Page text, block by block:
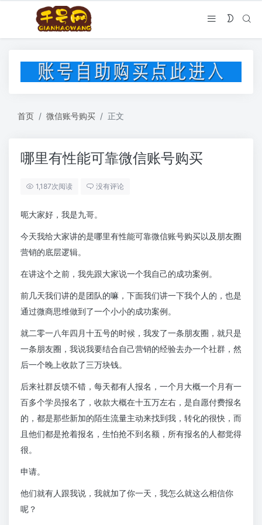
首页 微信账号购买 正文
哪里有性能可靠微信账号购买
1,187次阅读 没有评论
呃大家好，我是九哥。
今天我给大家讲的是哪里有性能可靠微信账号购买以及朋友圈
营销的底层逻辑。
在讲这个之前，我先跟大家说一个我自己的成功案例。
前几天我们讲的是团队的嘛，下面我们讲一下我个人的，也是
通过微商思维做到了一个小小的成功案例。
就二零一八年四月十五号的时候，我发了一条朋友圈，就只是
一条朋友圈，我说我要结合自己营销的经验去办一个社群，然
后一个晚上收款了三万块钱。
后来社群反馈不错，每天都有人报名，一个月大概一个月有一
百多个学员报名了，收款大概在十五万左右，是自愿付费报名
的，都是那些新加的陌生流量主动来找到我，转化的很快，而
且他们都是抢着报名，生怕抢不到名额，所有报名的人都觉得
很。
申请。
他们就有人跟我说，我就加了你一天，我怎么就这么相信你
呢？